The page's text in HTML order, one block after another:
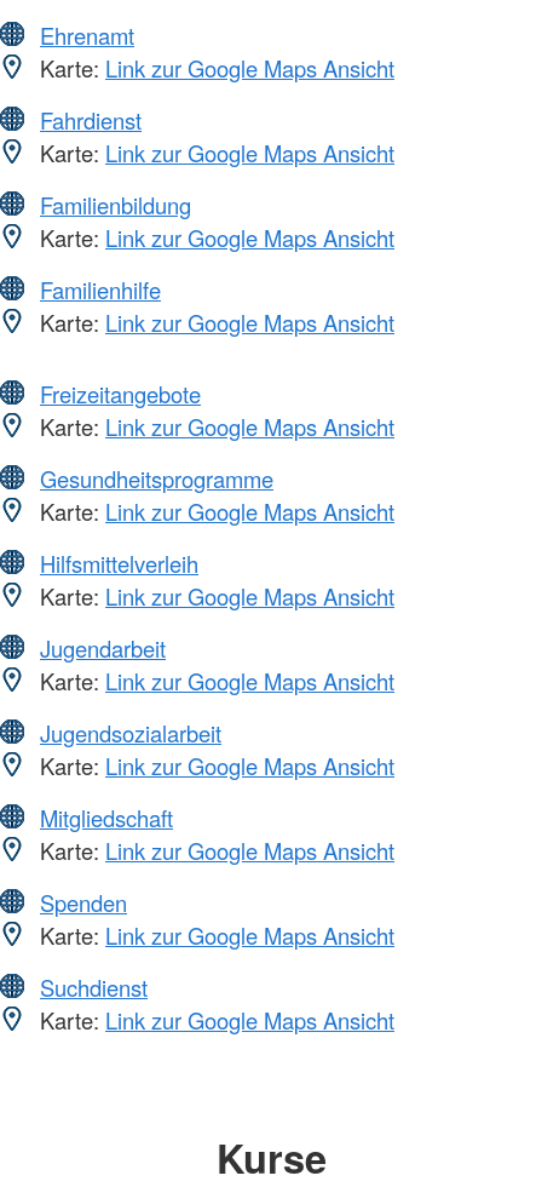
Ehrenamt
Karte: Link zur Google Maps Ansicht
Fahrdienst
Karte: Link zur Google Maps Ansicht
Familienbildung
Karte: Link zur Google Maps Ansicht
Familienhilfe
Karte: Link zur Google Maps Ansicht
Freizeitangebote
Karte: Link zur Google Maps Ansicht
Gesundheitsprogramme
Karte: Link zur Google Maps Ansicht
Hilfsmittelverleih
Karte: Link zur Google Maps Ansicht
Jugendarbeit
Karte: Link zur Google Maps Ansicht
Jugendsozialarbeit
Karte: Link zur Google Maps Ansicht
Mitgliedschaft
Karte: Link zur Google Maps Ansicht
Spenden
Karte: Link zur Google Maps Ansicht
Suchdienst
Karte: Link zur Google Maps Ansicht
Kurse